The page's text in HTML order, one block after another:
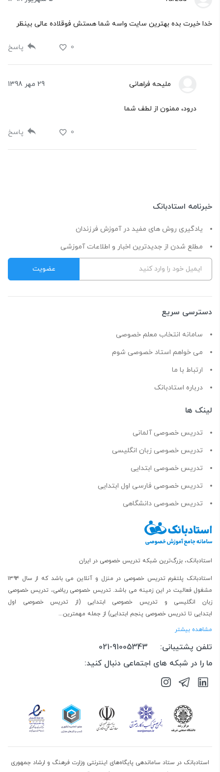
خدا خیرت بده بهترین سایت واسه شما هستش فوقلاده عالی بینظر
0 پاسخ
ملیحه فراهانی 29 مهر 1398
درود، ممنون از لطف شما
0 پاسخ
خبرنامه استادبانک
یادگیری روش های مفید در آموزش فرزندان
مطلع شدن از جدیدترین اخبار و اطلاعات آموزشی
دسترسی سریع
سامانه انتخاب معلم خصوصی
می خواهم استاد خصوصی شوم
ارتباط با ما
درباره استادبانک
لینک ها
تدریس خصوصی آلمانی
تدریس خصوصی زبان انگلیسی
تدریس خصوصی ابتدایی
تدریس خصوصی فارسی اول ابتدایی
تدریس خصوصی دانشگاهی
استادبانک، بزرگ‌ترین شبکه تدریس خصوصی در ایران
استادبانک پلتفرم تدریس خصوصی در منزل و آنلاین
می باشد که از سال ۱۳۹۴
مشغول فعالیت در این زمینه می باشد.تدریس خصوصی ریاضی، تدریس خصوصی
زبان انگلیسی و تدریس خصوصی ابتدایی (از
تدریس خصوصی اول
ابتدایی تا تدریس خصوصی پنجم ابتدایی) از جمله مهمترین...
مشاهده بیشتر
تلفن پشتیبانی:
021-91005343
ما را در شبکه های اجتماعی دنبال کنید:
استادبانک در ستاد ساماندهی پایگاه‌های اینترنتی وزارت فرهنگ و ارشاد جمهوری